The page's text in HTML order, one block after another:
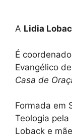
A Lidia
É
Evangélico
Casa de
Formada em
Teologia pela
Loback e